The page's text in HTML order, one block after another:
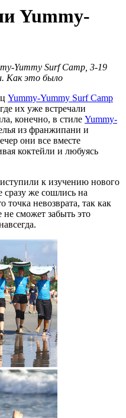
Yummy-
Yummy Surf Camp, 3-19
Как это было
Yummy-Yummy Surf Camp
их уже встречали
конечно, в стиле Yummy-
из франжипани и
они все вместе
коктейли и любуясь
к изучению нового
сразу же сошлись на
невозврата, так как
не сможет забыть это